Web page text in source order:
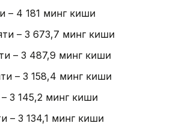
– 4 181 минг киши
– 3 673,7 минг киши
– 3 487,9 минг киши
– 3 158,4 минг киши
3 145,2 минг киши
– 3 134,1 минг киши